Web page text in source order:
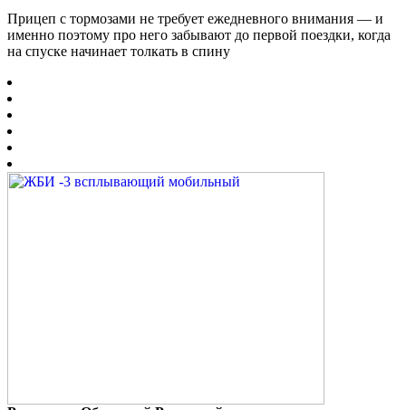
Прицеп с тормозами не требует ежедневного внимания — и
именно поэтому про него забывают до первой поездки, когда
на спуске начинает толкать в спину